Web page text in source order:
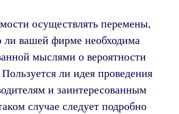
осуществлять перемены,
ли вашей фирме необходима
мыслями о вероятности
ли идея проведения
и заинтересованным
случае следует подробно